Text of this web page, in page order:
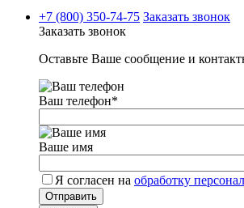
+7 (800) 350-74-75 Заказать звонок
Заказать звонок
Оставьте Ваше сообщение и
Ваш телефон*
Ваше имя
Я согласен на обработку